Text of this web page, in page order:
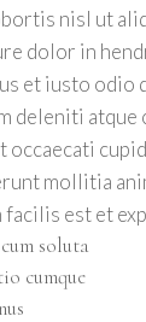
nisl ut
dolor in
et iusto
deleniti
occaecati
mollitia
facilis est et
soluta
cumque